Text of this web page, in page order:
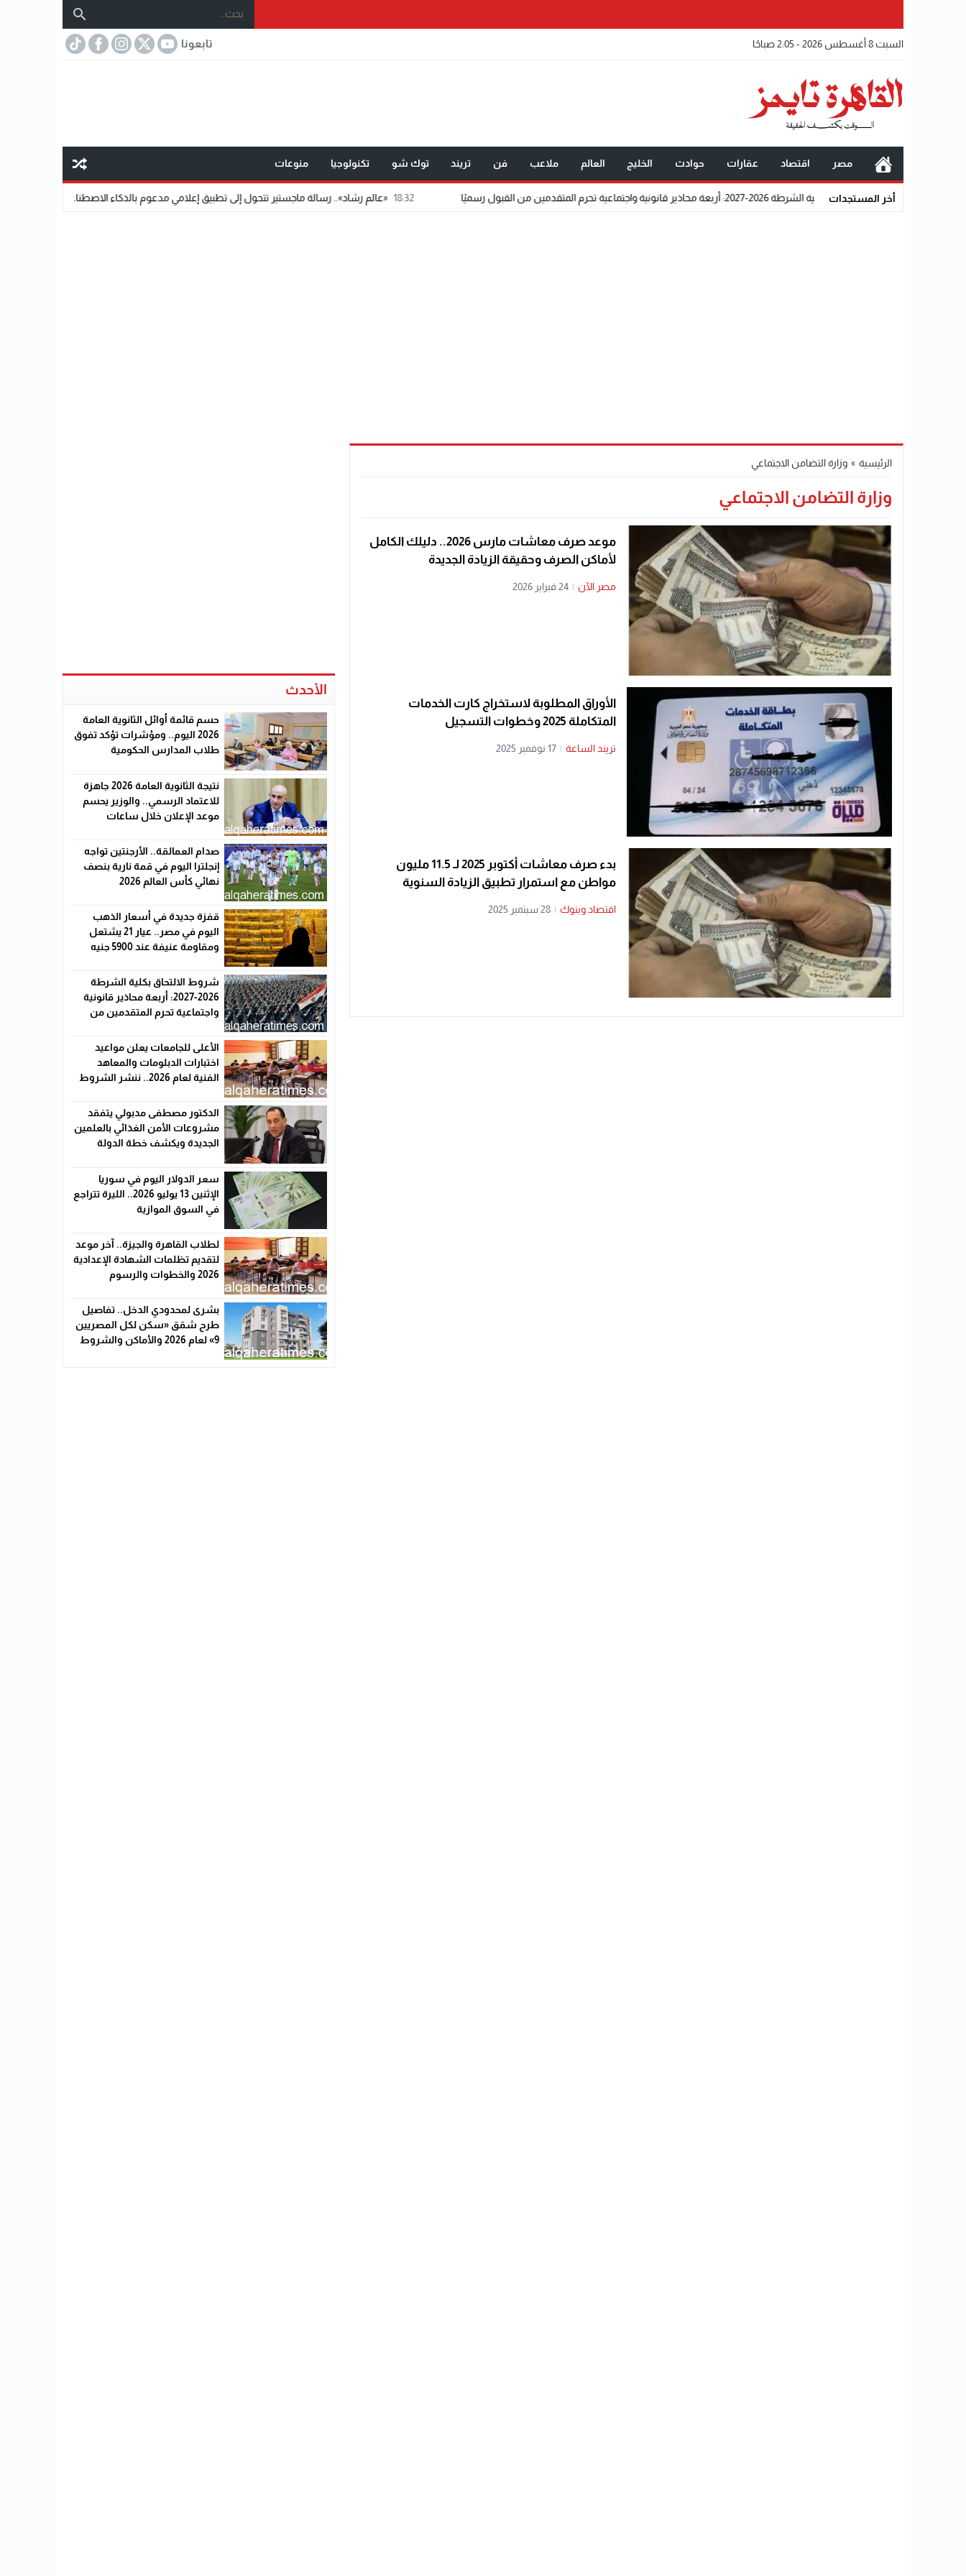
السبت 8 أغسطس 2026 - 2:05 صباحًا تابعونا
مصر اقتصاد عقارات حوادث الخليج العالم ملاعب فن تريند توك شو تكنولوجيا منوعات
أخر المستجدات 18:32 «عالم رشاد».. رسالة ماجستير تتحول إلى تطبيق إعلامي مدعوم بالذكاء الاصطناعي. 07:32 مختار عتمان.. «صديق شروط الالتحاق بكلية الشرطة 2026-2027: أربعة محاذير قانونية واجتماعية تحرم المتقدمين من القبول رسميًا
الرئيسية » وزارة التضامن الاجتماعي
وزارة التضامن الاجتماعي
موعد صرف معاشات مارس 2026.. دليلك الكامل
لأماكن الصرف وحقيقة الزيادة الجديدة
مصر الآن | 24 فبراير 2026
الأوراق المطلوبة لاستخراج كارت الخدمات
المتكاملة 2025 وخطوات التسجيل
تريند الساعة | 17 نوفمبر 2025
بدء صرف معاشات أكتوبر 2025 لـ 11.5 مليون
مواطن مع استمرار تطبيق الزيادة السنوية
اقتصاد وبنوك | 28 سبتمبر 2025
الأحدث
حسم قائمة أوائل الثانوية العامة
2026 اليوم.. ومؤشرات تؤكد تفوق
طلاب المدارس الحكومية
نتيجة الثانوية العامة 2026 جاهزة
للاعتماد الرسمي.. والوزير يحسم
موعد الإعلان خلال ساعات
صدام العمالقة.. الأرجنتين تواجه
إنجلترا اليوم في قمة نارية بنصف
نهائي كأس العالم 2026
قفزة جديدة في أسعار الذهب
اليوم في مصر.. عيار 21 يشتعل
ومقاومة عنيفة عند 5900 جنيه
شروط الالتحاق بكلية الشرطة
2026-2027: أربعة محاذير قانونية
واجتماعية تحرم المتقدمين من
الأعلى للجامعات يعلن مواعيد
اختبارات الدبلومات والمعاهد
الفنية لعام 2026.. ننشر الشروط
الدكتور مصطفى مدبولي يتفقد
مشروعات الأمن الغذائي بالعلمين
الجديدة ويكشف خطة الدولة
سعر الدولار اليوم في سوريا
الإثنين 13 يوليو 2026.. الليرة تتراجع
في السوق الموازية
لطلاب القاهرة والجيزة.. آخر موعد
لتقديم تظلمات الشهادة الإعدادية
2026 والخطوات والرسوم
بشرى لمحدودي الدخل.. تفاصيل
طرح شقق «سكن لكل المصريين
9» لعام 2026 والأماكن والشروط